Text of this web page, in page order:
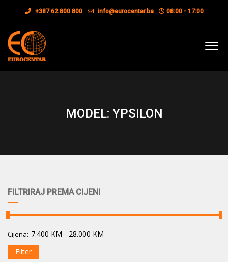
+387 62 800 800 info@eurocentar.ba 08:00 - 17:00
MODEL: YPSILON
FILTRIRAJ PREMA CIJENI
Cijena: 7.400 KM - 28.000 KM
Filter